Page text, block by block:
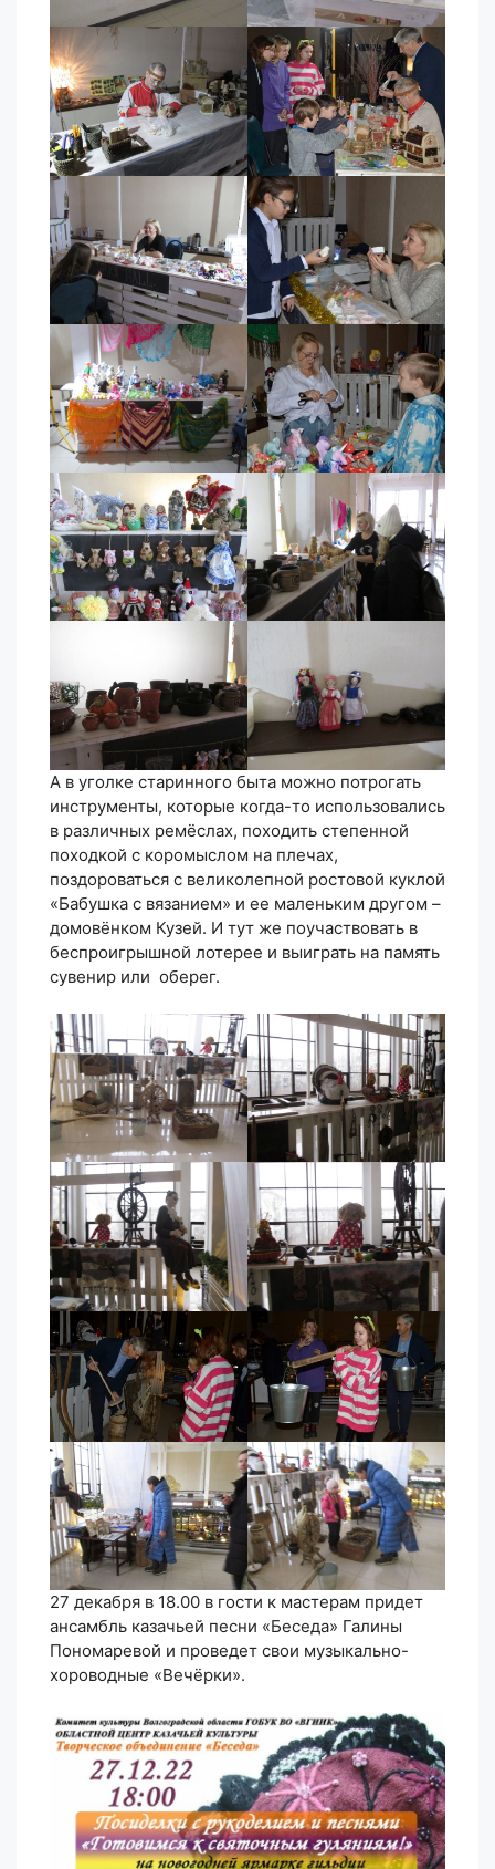
А в уголке старинного быта можно потрогать
инструменты, которые когда-то использовались
в различных ремёслах, походить степенной
походкой с коромыслом на плечах,
поздороваться с великолепной ростовой куклой
«Бабушка с вязанием» и ее маленьким другом –
домовёнком Кузей. И тут же поучаствовать в
беспроигрышной лотерее и выиграть на память
сувенир или оберег.
27 декабря в 18.00 в гости к мастерам придет
ансамбль казачьей песни «Беседа» Галины
Пономаревой и проведет свои музыкально-
хороводные «Вечёрки».